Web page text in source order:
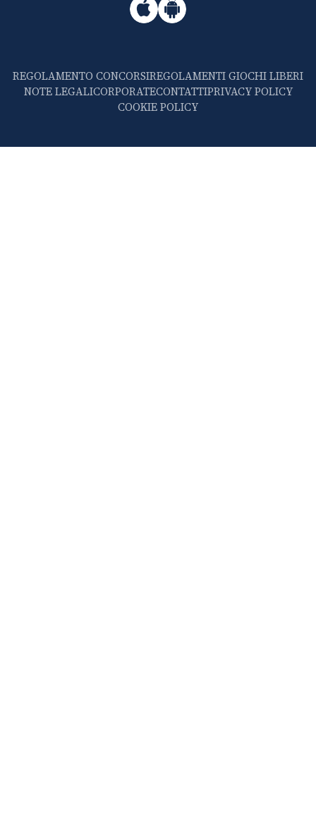
REGOLAMENTO CONCORSIREGOLAMENTI GIOCHI LIBERI
NOTE LEGALICORPORATECONTATTIPRIVACY POLICY
COOKIE POLICY